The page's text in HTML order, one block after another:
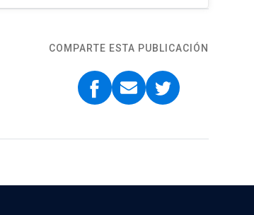
COMPARTE ESTA PUBLICACIÓN